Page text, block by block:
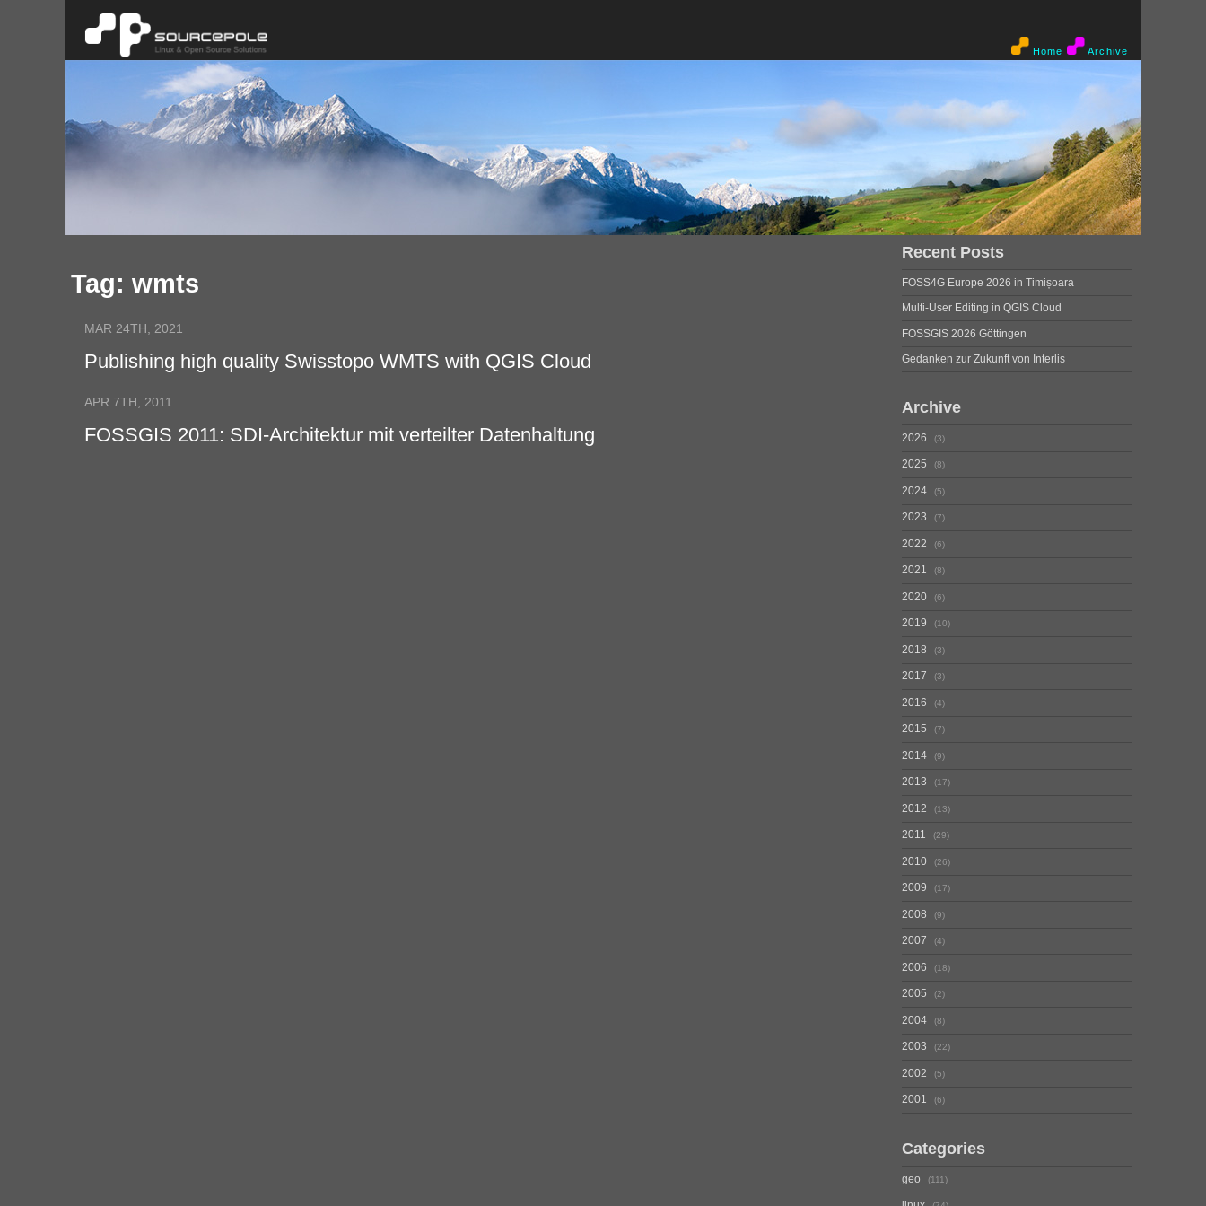
Home Archive
Tag: wmts
MAR 24TH, 2021
Publishing high quality Swisstopo WMTS with QGIS Cloud
APR 7TH, 2011
FOSSGIS 2011: SDI-Architektur mit verteilter Datenhaltung
Recent Posts
FOSS4G Europe 2026 in Timișoara
Multi-User Editing in QGIS Cloud
FOSSGIS 2026 Göttingen
Gedanken zur Zukunft von Interlis
Archive
2026 3
2025 8
2024 5
2023 7
2022 6
2021 8
2020 6
2019 10
2018 3
2017 3
2016 4
2015 7
2014 9
2013 17
2012 13
2011 29
2010 26
2009 17
2008 9
2007 4
2006 18
2005 2
2004 8
2003 22
2002 5
2001 6
Categories
geo 111